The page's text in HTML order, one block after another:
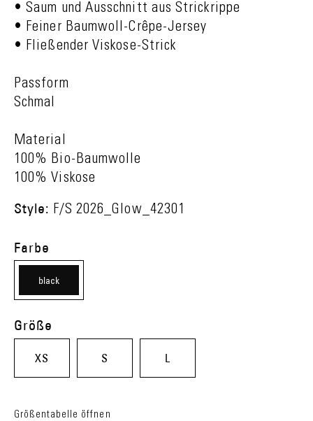
• Saum und Ausschnitt aus Strickrippe
• Feiner Baumwoll-Crêpe-Jersey
• Fließender Viskose-Strick
Passform
Schmal
Material
100% Bio-Baumwolle
100% Viskose
Style: F/S 2026_Glow_42301
Farbe
black
Größe
XS S L
Größentabelle öffnen